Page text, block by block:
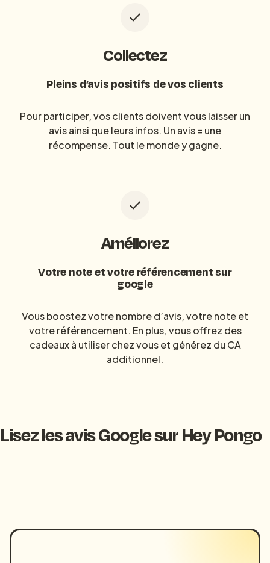
Collectez
Pleins d’avis positifs de vos clients
Pour participer, vos clients doivent vous laisser un
avis ainsi que leurs infos. Un avis = une
récompense. Tout le monde y gagne.
Améliorez
Votre note et votre référencement sur
google
Vous boostez votre nombre d’avis, votre note et
votre référencement. En plus, vous offrez des
cadeaux à utiliser chez vous et générez du CA
additionnel.
Lisez les avis Google sur Hey Pongo